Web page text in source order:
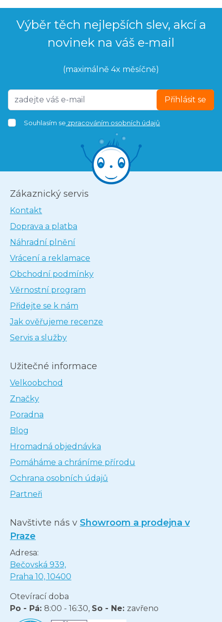
Výběr těch nejlepších slev, akcí a
novinek na váš e-mail
(maximálně 4x měsíčně)
Přihlásit se
Souhlasím se zpracováním osobních údajů
Zákaznický servis
Kontakt
Doprava a platba
Náhradní plnění
Vrácení a reklamace
Obchodní podmínky
Věrnostní program
Přidejte se k nám
Jak ověřujeme recenze
Servis a služby
Užitečné informace
Velkoobchod
Značky
Poradna
Blog
Hromadná objednávka
Pomáháme a chráníme přírodu
Ochrana osobních údajů
Partneři
Navštivte nás v Showroom a prodejna v
Praze
Adresa:
Bečovská 939,
Praha 10, 10400
Otevírací doba
Po - Pá: 8:00 - 16:30, So - Ne: zavřeno